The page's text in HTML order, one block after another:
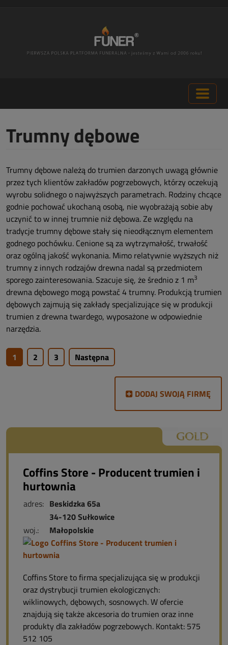
Trumny dębowe
Trumny dębowe należą do trumien darzonych uwagą głównie
przez tych klientów zakładów pogrzebowych, którzy oczekują
wyrobu solidnego o najwyższych parametrach. Rodziny chcące
godnie pochować ukochaną osobą, nie wyobrażają sobie aby
uczynić to w innej trumnie niż dębowa. Ze względu na
tradycje trumny dębowe stały się nieodłącznym elementem
godnego pochówku. Cenione są za wytrzymałość, trwałość
oraz ogólną jakość wykonania. Mimo relatywnie wyższych niż
trumny z innych rodzajów drewna nadal są przedmiotem
sporego zainteresowania. Szacuje się, że średnio z 1 m3
drewna dębowego mogą powstać 4 trumny. Produkcją trumien
dębowych zajmują się zakłady specjalizujące się w produkcji
trumien z drewna twardego, wyposażone w odpowiednie
narzędzia.
1 2 3 Następna
DODAJ SWOJĄ FIRMĘ
Coffins Store - Producent trumien i
hurtownia
adres: Beskidzka 65a
34-120 Sułkowice
woj.:
Małopolskie
Coffins Store to firma specjalizująca się w produkcji
oraz dystrybucji trumien ekologicznych:
wiklinowych, dębowych, sosnowych. W ofercie
znajdują się także akcesoria do trumien oraz inne
produkty dla zakładów pogrzebowych. Kontakt: 575
512 105